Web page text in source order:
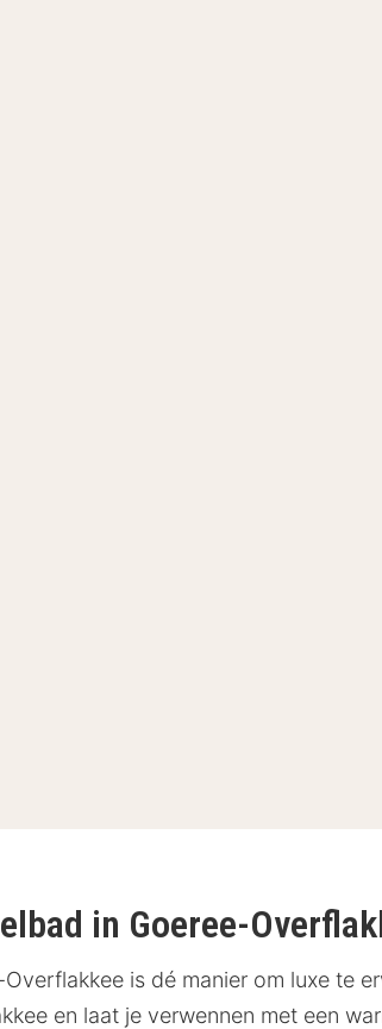
in Goeree-
is dé manier om luxe te
en laat je verwennen met een